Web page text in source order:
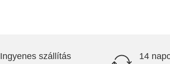
Ingyenes szállítás 14